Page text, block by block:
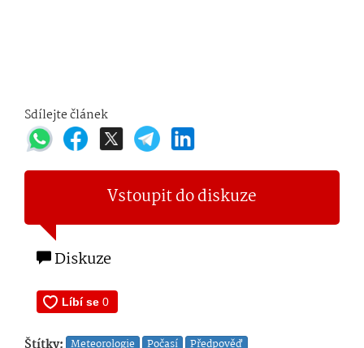
Sdílejte článek
Vstoupit do diskuze
Diskuze
Meteorologie Počasí Předpověď